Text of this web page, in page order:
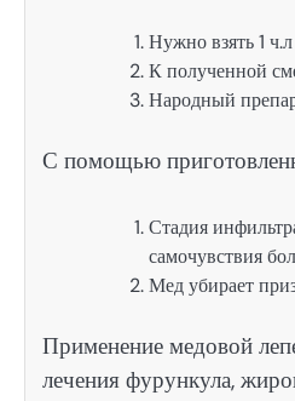
Нужно взять 1
К полученной
Народный
С помощью
Стадия
самочувствия
Мед убирает
Применение медовой
лечения фурункула,